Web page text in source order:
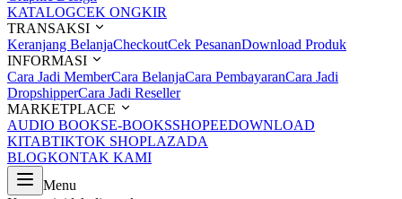
KATALOGCEK ONGKIR
TRANSAKSI
Keranjang BelanjaCheckoutCek PesananDownload Produk
INFORMASI
Cara Jadi MemberCara BelanjaCara PembayaranCara Jadi
DropshipperCara Jadi Reseller
MARKETPLACE
AUDIO BOOKSE-BOOKSSHOPEEDOWNLOAD
KITABTIKTOK SHOPLAZADA
BLOGKONTAK KAMI
Menu